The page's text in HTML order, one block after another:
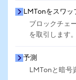
LMTonをスワッ
ブロックチェ
を取引します。
予測
LMTonと暗号